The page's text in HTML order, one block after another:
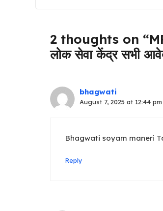
2 thoughts on
लोक सेवा केंद्र सभी
bhagwati
August 7, 2025 at 12:44 pm
Bhagwati soyam maneri
Reply